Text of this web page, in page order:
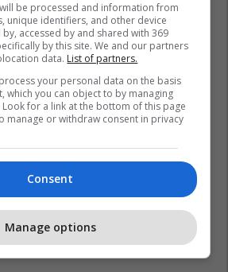
be processed and information from
unique identifiers, and other device
accessed by and shared with 369
by this site. We and our partners
data. List of partners.
your personal data on the basis
which you can object to by managing
for a link at the bottom of this page
manage or withdraw consent in privacy
Consent
Manage options